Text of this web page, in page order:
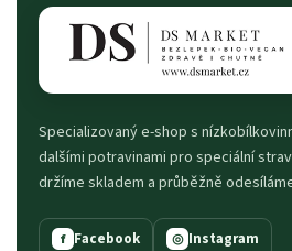
Specializovaný e-shop s
dalšími potravinami pro speciální
držíme skladem a průběžně
f Facebook ◎ Instagram